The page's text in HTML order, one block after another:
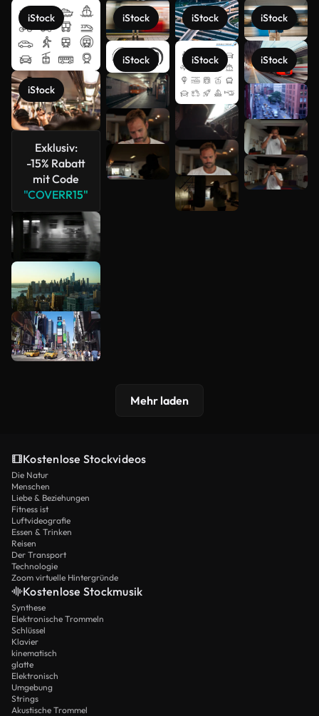
iStock
iStock
Exklusiv:
-15% Rabatt
mit Code
"COVERR15"
iStock
iStock
iStock
iStock
iStock
iStock
Mehr
anzeigen
Mehr laden
Kostenlose Stockvideos
Die Natur
Menschen
Liebe & Beziehungen
Fitness ist
Luftvideografie
Essen & Trinken
Reisen
Der Transport
Technologie
Zoom virtuelle Hintergründe
Kostenlose Stockmusik
Synthese
Elektronische Trommeln
Schlüssel
Klavier
kinematisch
glatte
Elektronisch
Umgebung
Strings
Akustische Trommel